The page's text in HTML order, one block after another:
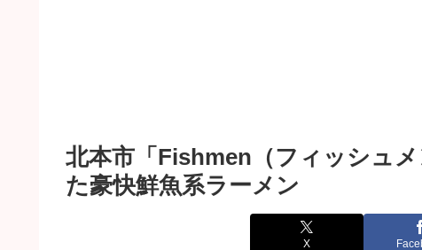
北本市「Fishmen（フィッシュ
た豪快鮮魚系ラーメン
X